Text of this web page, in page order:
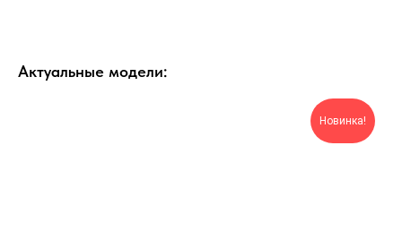
Актуальные модели:
Новинка!